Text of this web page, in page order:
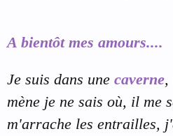
A bientôt mes amours....
Je suis dans une caverne,
mène je ne sais où, il me
m'arrache les entrailles,